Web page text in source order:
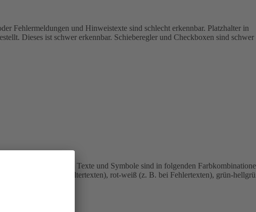
Fehlermeldungen und Hinweistexte sind schlecht erkennbar. Platzhalter in
Dieses ist schwer erkennbar. Schieberegler und Checkboxen sind schwer
zu sehen.
Einige Texte und Symbole sind in folgenden
(z. B. bei Platzhaltertexten), rot-weiß (z. B. bei Fehlertexten), grün-